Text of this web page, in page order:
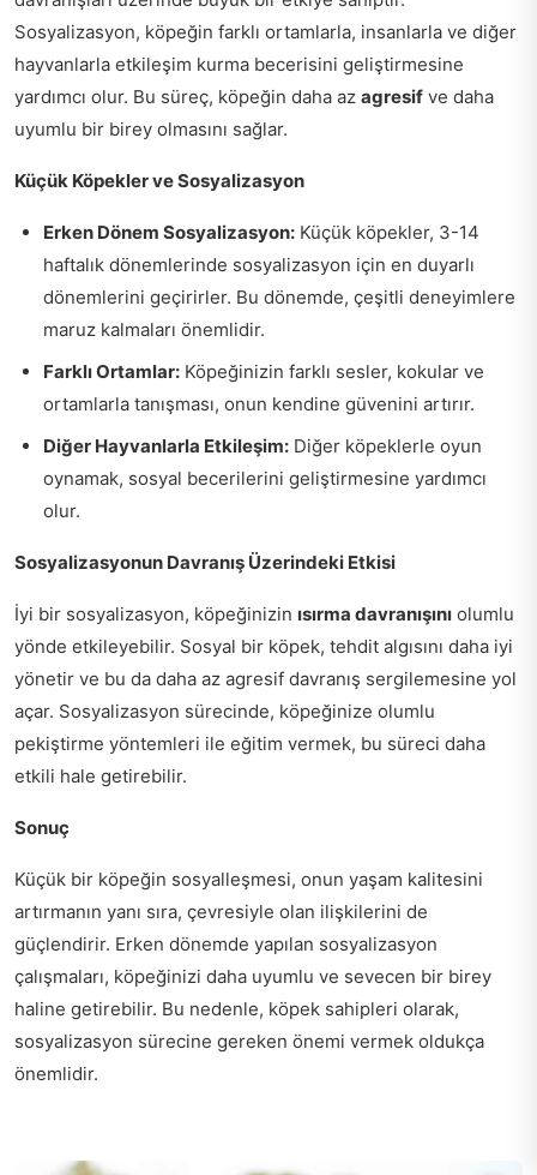
Sosyalizasyon, köpeğin farklı ortamlarla, insanlarla ve diğer
hayvanlarla etkileşim kurma becerisini geliştirmesine
yardımcı olur. Bu süreç, köpeğin daha az agresif ve daha
uyumlu bir birey olmasını sağlar.
Küçük Köpekler ve Sosyalizasyon
Erken Dönem Sosyalizasyon: Küçük köpekler, 3-14
haftalık dönemlerinde sosyalizasyon için en duyarlı
dönemlerini geçirirler. Bu dönemde, çeşitli deneyimlere
maruz kalmaları önemlidir.
Farklı Ortamlar: Köpeğinizin farklı sesler, kokular ve
ortamlarla tanışması, onun kendine güvenini artırır.
Diğer Hayvanlarla Etkileşim: Diğer köpeklerle oyun
oynamak, sosyal becerilerini geliştirmesine yardımcı
olur.
Sosyalizasyonun Davranış Üzerindeki Etkisi
İyi bir sosyalizasyon, köpeğinizin ısırma davranışını olumlu
yönde etkileyebilir. Sosyal bir köpek, tehdit algısını daha iyi
yönetir ve bu da daha az agresif davranış sergilemesine yol
açar. Sosyalizasyon sürecinde, köpeğinize olumlu
pekiştirme yöntemleri ile eğitim vermek, bu süreci daha
etkili hale getirebilir.
Sonuç
Küçük bir köpeğin sosyalleşmesi, onun yaşam kalitesini
artırmanın yanı sıra, çevresiyle olan ilişkilerini de
güçlendirir. Erken dönemde yapılan sosyalizasyon
çalışmaları, köpeğinizi daha uyumlu ve sevecen bir birey
haline getirebilir. Bu nedenle, köpek sahipleri olarak,
sosyalizasyon sürecine gereken önemi vermek oldukça
önemlidir.